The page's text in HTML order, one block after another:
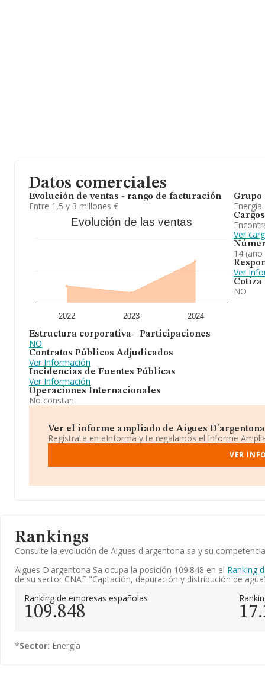
Datos comerciales
Evolución de ventas - rango de facturación
Entre 1,5 y 3 millones €
Evolución de las ventas
2022 2023 2024
Estructura corporativa - Participaciones
NO
Contratos Públicos Adjudicados
Ver Información
Incidencias de Fuentes Públicas
Ver Información
Operaciones Internacionales
No constan
Grupo
Energía
Cargos
Ver
14 (año
Ver
Cotiza
NO
Ver el informe ampliado de Aigues D'argentona
Regístrate en eInforma y te regalamos el Informe
VER
Rankings
Consulte la evolución de Aigues d'argentona sa y su
Aigues D'argentona Sa ocupa la posición 109.848 en el Ranking
de su sector CNAE "Captación, depuración y distribución de
Ranking de empresas españolas
109.848
*Sector: Energía